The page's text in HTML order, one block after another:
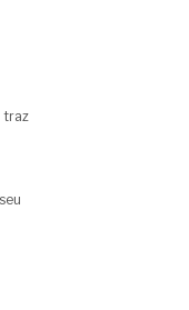
traz